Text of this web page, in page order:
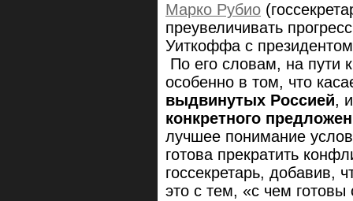
Марко Рубио
преувеличивать
Уиткоффа с
По его словам, на пути
особенно в том, что
выдвинутых Россией,
конкретного
лучшее понимание
готова прекратить
госсекретарь, добавив,
это с тем, «с чем готовы